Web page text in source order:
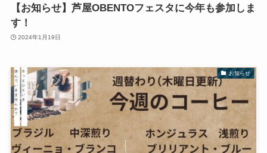
【お知らせ】芦屋OBENTOフェスタに今年も参加しま
す！
2024年1月19日
お知らせ